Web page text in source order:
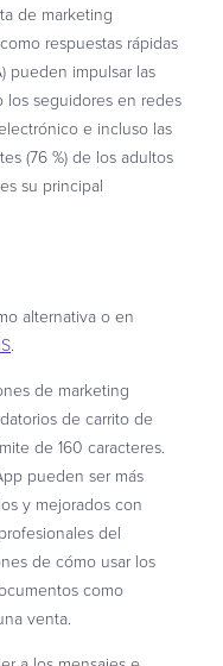
de marketing
respuestas rápidas
pueden impulsar las
los seguidores en redes
e incluso las
(76 %) de los adultos
su principal
alternativa o en
.
de marketing
de carrito de
de 160 caracteres.
pueden ser más
y mejorados con
del
de cómo usar los
como
venta.